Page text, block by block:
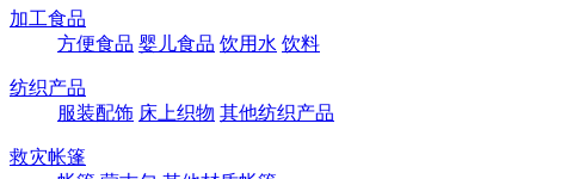
加工食品
方便食品 婴儿食品 饮用水 饮料
纺织产品
服装配饰 床上织物 其他纺织产品
救灾帐篷